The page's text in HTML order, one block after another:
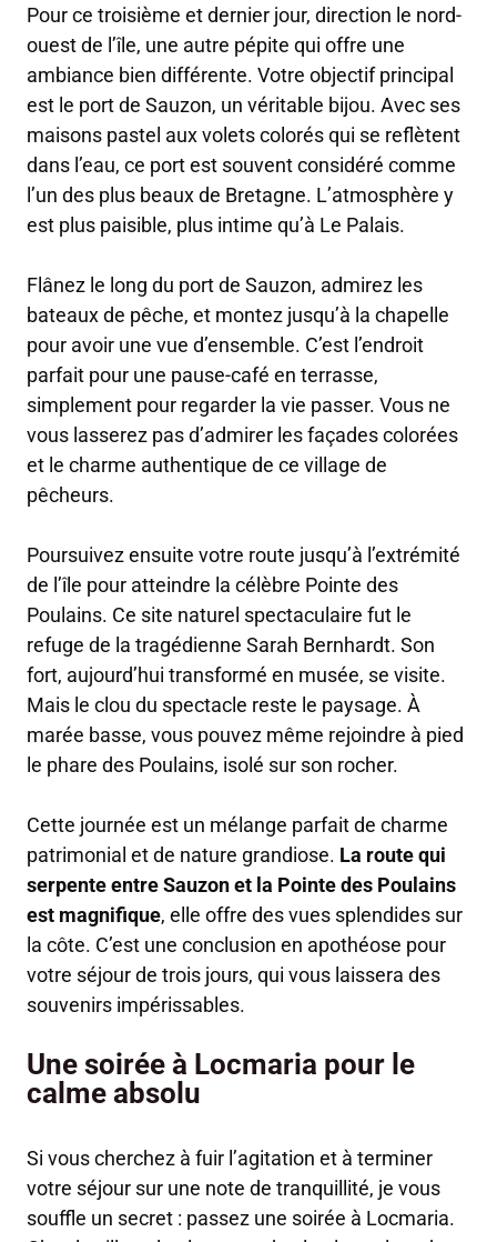
Pour ce troisième et dernier jour, direction le nord-
ouest de l’île, une autre pépite qui offre une
ambiance bien différente. Votre objectif principal
est le port de Sauzon, un véritable bijou. Avec ses
maisons pastel aux volets colorés qui se reflètent
dans l’eau, ce port est souvent considéré comme
l’un des plus beaux de Bretagne. L’atmosphère y
est plus paisible, plus intime qu’à Le Palais.
Flânez le long du port de Sauzon, admirez les
bateaux de pêche, et montez jusqu’à la chapelle
pour avoir une vue d’ensemble. C’est l’endroit
parfait pour une pause-café en terrasse,
simplement pour regarder la vie passer. Vous ne
vous lasserez pas d’admirer les façades colorées
et le charme authentique de ce village de
pêcheurs.
Poursuivez ensuite votre route jusqu’à l’extrémité
de l’île pour atteindre la célèbre Pointe des
Poulains. Ce site naturel spectaculaire fut le
refuge de la tragédienne Sarah Bernhardt. Son
fort, aujourd’hui transformé en musée, se visite.
Mais le clou du spectacle reste le paysage. À
marée basse, vous pouvez même rejoindre à pied
le phare des Poulains, isolé sur son rocher.
Cette journée est un mélange parfait de charme
patrimonial et de nature grandiose. La route qui
serpente entre Sauzon et la Pointe des Poulains
est magnifique, elle offre des vues splendides sur
la côte. C’est une conclusion en apothéose pour
votre séjour de trois jours, qui vous laissera des
souvenirs impérissables.
Une soirée à Locmaria pour le
calme absolu
Si vous cherchez à fuir l’agitation et à terminer
votre séjour sur une note de tranquillité, je vous
souffle un secret : passez une soirée à Locmaria.